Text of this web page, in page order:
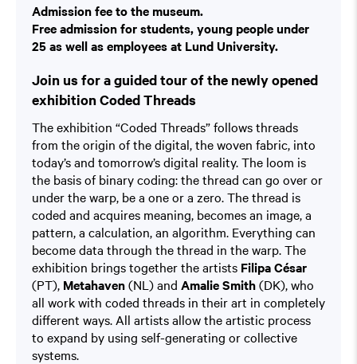
Admission fee to the museum.
Free admission for students, young people under
25 as well as employees at Lund University.
Join us for a guided tour of the newly opened
exhibition Coded Threads
The exhibition “Coded Threads” follows threads
from the origin of the digital, the woven fabric, into
today’s and tomorrow’s digital reality. The loom is
the basis of binary coding: the thread can go over or
under the warp, be a one or a zero. The thread is
coded and acquires meaning, becomes an image, a
pattern, a calculation, an algorithm. Everything can
become data through the thread in the warp. The
exhibition brings together the artists Filipa César
(PT), Metahaven(NL) and Amalie Smith(DK), who
all work with coded threads in their art in completely
different ways. All artists allow the artistic process
to expand by using self-generating or collective
systems.